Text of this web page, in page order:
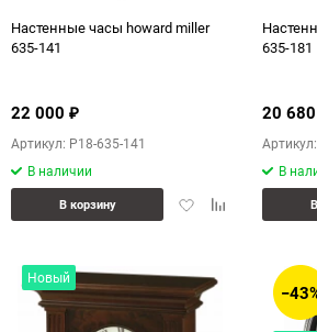
Настенные часы howard miller
635-141
22 000 ₽
Артикул: P18-635-141
В наличии
ДобавитьДобавить
В корзину
635-181
20 680
В
Новый